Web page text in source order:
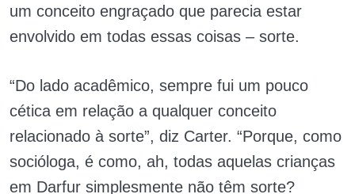
um conceito engraçado que parecia estar
envolvido em todas essas coisas – sorte.
“Do lado acadêmico, sempre fui um pouco
cética em relação a qualquer conceito
relacionado à sorte”, diz Carter. “Porque, como
socióloga, é como, ah, todas aquelas crianças
em Darfur simplesmente não têm sorte?